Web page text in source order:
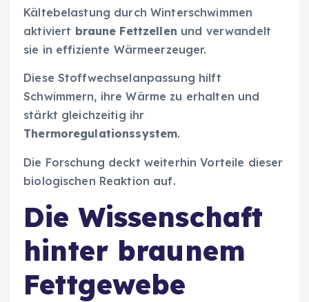
Kältebelastung durch Winterschwimmen
aktiviert braune Fettzellen und verwandelt
sie in effiziente Wärmeerzeuger.
Diese Stoffwechselanpassung hilft
Schwimmern, ihre Wärme zu erhalten und
stärkt gleichzeitig ihr
Thermoregulationssystem.
Die Forschung deckt weiterhin Vorteile dieser
biologischen Reaktion auf.
Die Wissenschaft
hinter braunem
Fettgewebe